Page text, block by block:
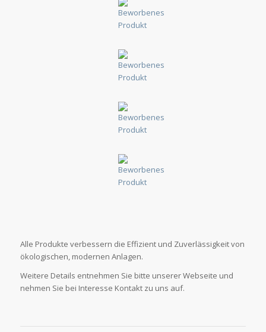
Alle Produkte verbessern die Effizient und Zuverlässigkeit von
ökologischen, modernen Anlagen.
Weitere Details entnehmen Sie bitte unserer Webseite und
nehmen Sie bei Interesse Kontakt zu uns auf.